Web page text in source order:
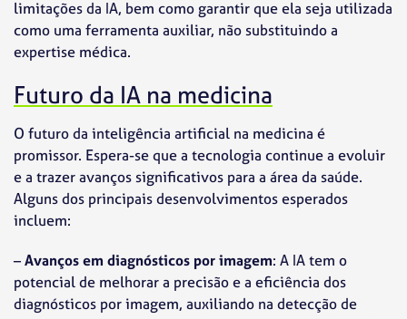
limitações da IA, bem como garantir que ela seja utilizada
como uma ferramenta auxiliar, não substituindo a
expertise médica.
Futuro da IA na medicina
O futuro da inteligência artificial na medicina é
promissor. Espera-se que a tecnologia continue a evoluir
e a trazer avanços significativos para a área da saúde.
Alguns dos principais desenvolvimentos esperados
incluem:
–Avanços em diagnósticos por imagem: A IA tem o
potencial de melhorar a precisão e a eficiência dos
diagnósticos por imagem, auxiliando na detecção de